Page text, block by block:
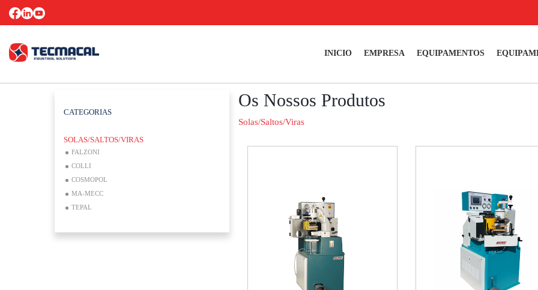
INICIO EMPRESA EQUIPAMENTOS
CATEGORIAS
SOLAS/SALTOS/VIRAS
FALZONI
COLLI
COSMOPOL
MA-MECC
TEPAL
Os Nossos Produtos
Solas/Saltos/Viras